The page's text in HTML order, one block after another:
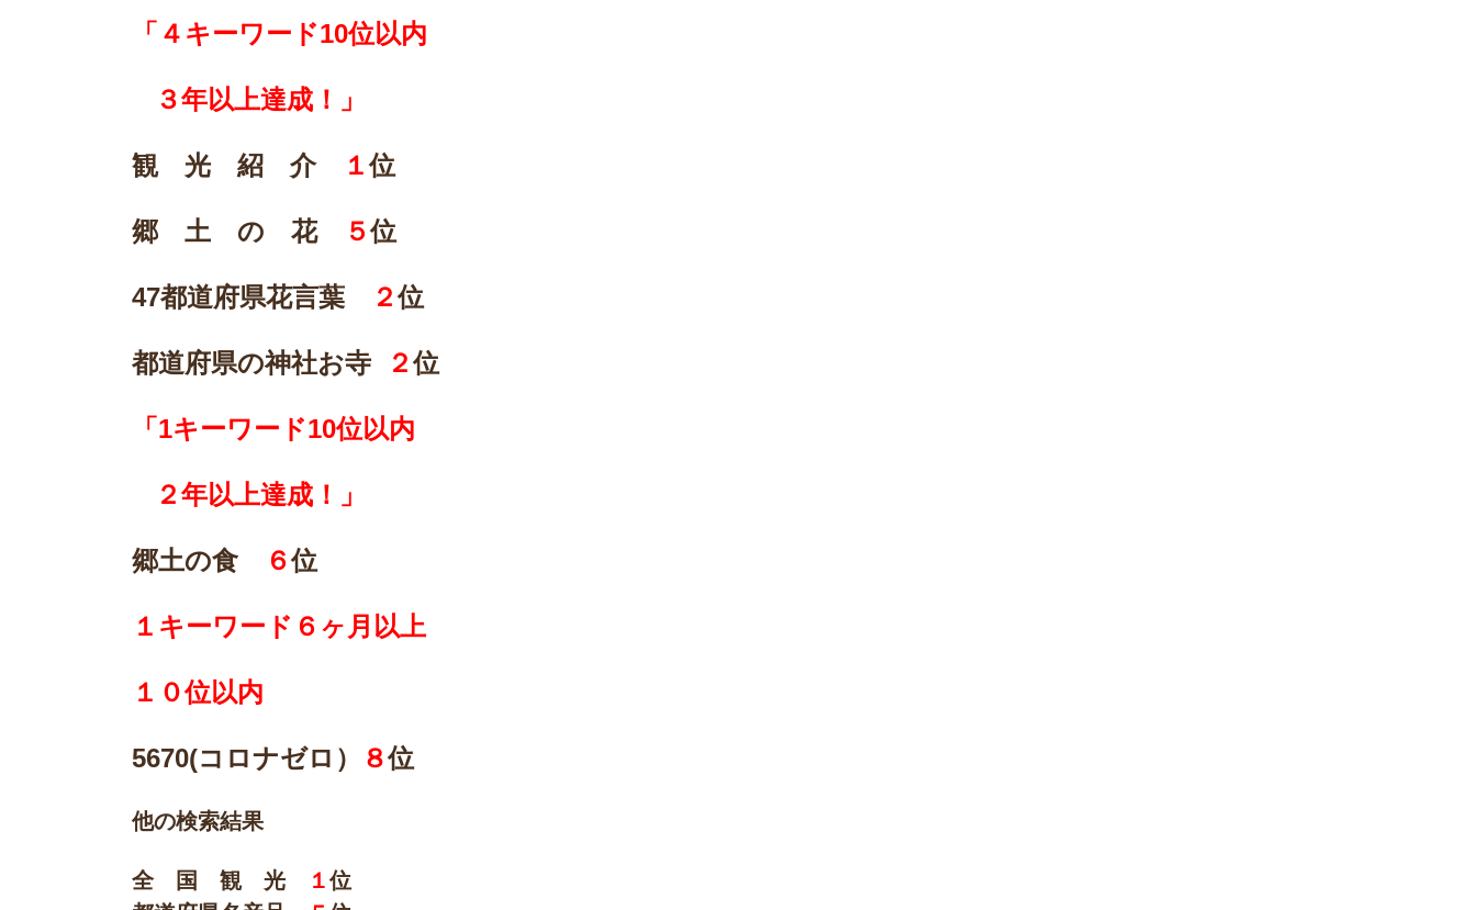
「４キーワード10位以内
３年以上達成！」
観 光 紹 介 １位
郷 土 の 花 ５位
47都道府県花言葉 ２位
都道府県の神社お寺 ２位
「1キーワード10位以内
２年以上達成！」
郷土の食 ６位
１キーワード６ヶ月以上
１０位以内
5670(コロナゼロ） ８位
他の検索結果
全 国 観 光 １位